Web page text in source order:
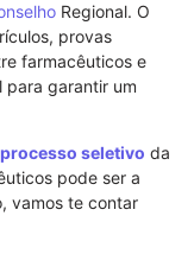
Regional. O
provas
farmacêuticos e
para garantir um
processo seletivo da
pode ser a
vamos te contar